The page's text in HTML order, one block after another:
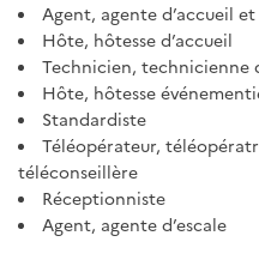
Agent, agente d’accueil
Hôte, hôtesse d’accueil
Technicien, technicienne
Hôte, hôtesse
Standardiste
Téléopérateur,
téléconseillère
Réceptionniste
Agent, agente d’escale